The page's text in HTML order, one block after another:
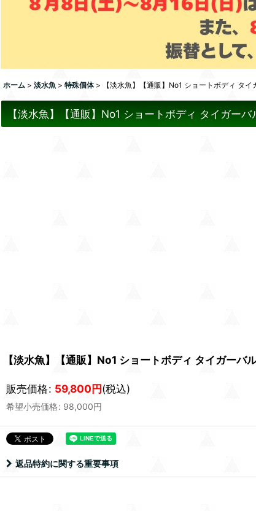
ホーム > 淡水魚 > 特殊個体 > 【淡水魚】【通販】No1 ショートボディ タ
【淡水魚】【通販】No1 ショートボディ タイガー
【淡水魚】【通販】No1 ショートボディ タイガー
販売価格: 59,800円(税込)
希望小売価格: 98,000円
返品特約に関する重要事項